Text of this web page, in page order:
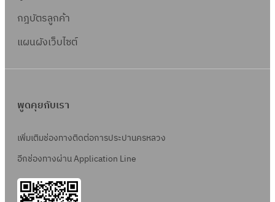
กฎบัตรลูกค้า
แผนผังเว็บไซต์
พูดคุยกับเรา
เพิ่มเติมช่องทางติดต่อการประปานครหลวง
อีกช่องทางผ่าน Application Line